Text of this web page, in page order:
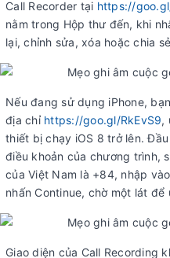
Call Recorder tại https://
nằm trong Hộp thư đến, khi
lại, chỉnh sửa, xóa hoặc chia
Nếu đang sử dụng iPhone,
địa chỉ https://goo.gl/RkEvS9,
thiết bị chạy iOS 8 trở lên.
điều khoản của chương trình,
của Việt Nam là +84, nhập
nhấn Continue, chờ một lát
Giao diện của Call Recording